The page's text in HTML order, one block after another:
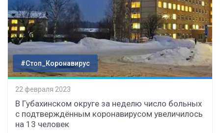
#Стоп_Коронавирус
22 февраля 2023
В Губахинском округе за неделю число больных
с подтверждённым коронавирусом увеличилось
на 13 человек